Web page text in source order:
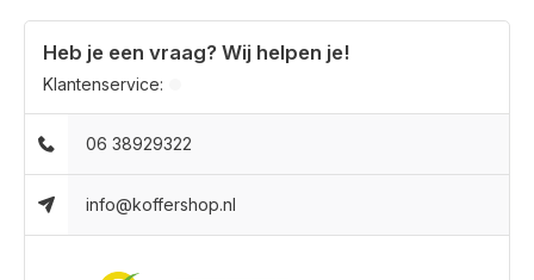
Heb je een vraag? Wij helpen je!
Klantenservice:
06 38929322
info@koffershop.nl